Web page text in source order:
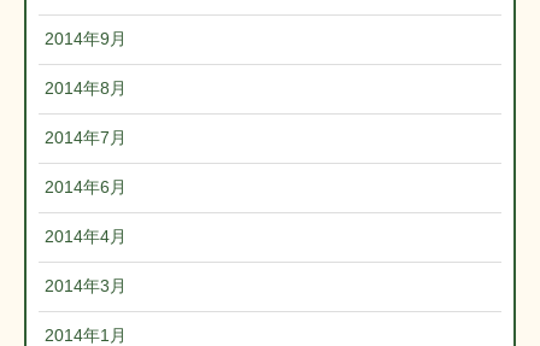
2014年9月
2014年8月
2014年7月
2014年6月
2014年4月
2014年3月
2014年1月